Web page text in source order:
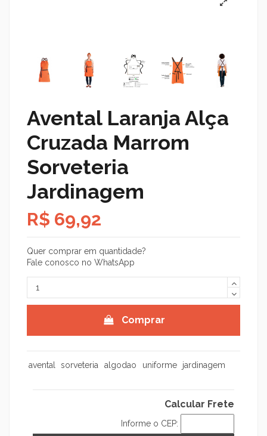
Avental Laranja Alça
Cruzada Marrom
Sorveteria
Jardinagem
R$ 69,92
Quer comprar em quantidade?
Fale conosco no WhatsApp
Comprar
avental sorveteria algodao uniforme jardinagem
Calcular Frete
Informe o CEP: